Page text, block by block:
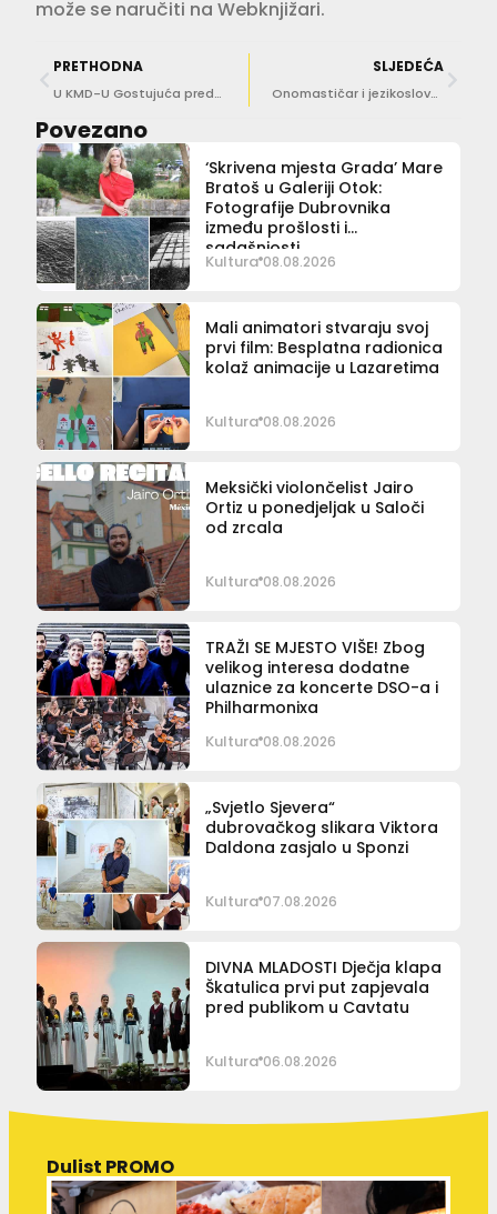
može se naručiti na Webknjižari.
PRETHODNA
U KMD-U Gostujuća predstava ‘Kućica za pse’ UO Arterarij i premijera ‘Mizantropa’
SLJEDEĆA
Onomastičar i jezikoslovac Domagoj Vidović u Saloči predstavio knjigu na koju se čekalo pola stoljeća
Povezano
‘Skrivena mjesta Grada’ Mare
Bratoš u Galeriji Otok:
Fotografije Dubrovnika
između prošlosti i
sadašnjosti
Kultura 08.08.2026
Mali animatori stvaraju svoj
prvi film: Besplatna radionica
kolaž animacije u Lazaretima
Kultura 08.08.2026
Meksički violončelist Jairo
Ortiz u ponedjeljak u Saloči
od zrcala
Kultura 08.08.2026
TRAŽI SE MJESTO VIŠE! Zbog
velikog interesa dodatne
ulaznice za koncerte DSO-a i
Philharmonixa
Kultura 08.08.2026
„Svjetlo Sjevera“
dubrovačkog slikara Viktora
Daldona zasjalo u Sponzi
Kultura 07.08.2026
DIVNA MLADOSTI Dječja klapa
Škatulica prvi put zapjevala
pred publikom u Cavtatu
Kultura 06.08.2026
Dulist PROMO